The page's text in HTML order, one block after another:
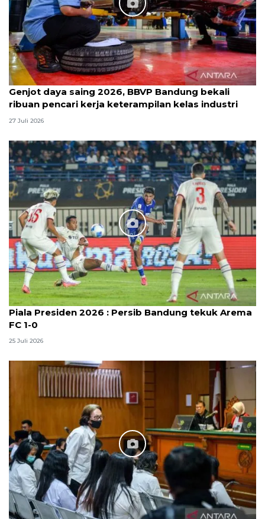
Genjot daya saing 2026, BBVP Bandung bekali
ribuan pencari kerja keterampilan kelas industri
27 Juli 2026
Piala Presiden 2026 : Persib Bandung tekuk Arema
FC 1-0
25 Juli 2026